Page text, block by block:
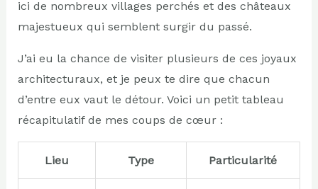
ici de nombreux villages perchés et des châteaux
majestueux qui semblent surgir du passé.
J’ai eu la chance de visiter plusieurs de ces joyaux
architecturaux, et je peux te dire que chacun
d’entre eux vaut le détour. Voici un petit tableau
récapitulatif de mes coups de cœur :
Lieu Type Particularité